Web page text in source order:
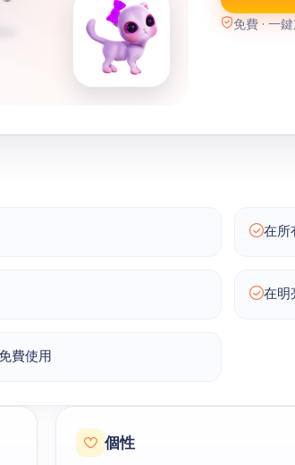
免費 · 一
在所
在明
費使用
個性